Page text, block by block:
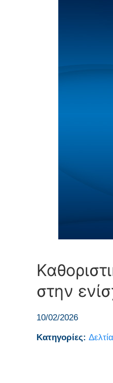
στην
10/02/2026
Κατηγορίες: